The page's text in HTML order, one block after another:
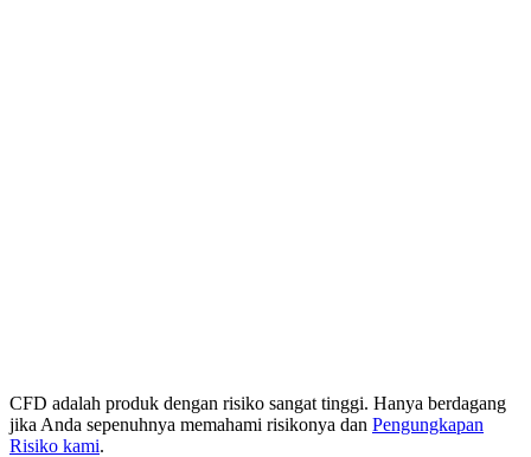
CFD adalah produk dengan risiko sangat tinggi. Hanya berdagang
jika Anda sepenuhnya memahami risikonya dan Pengungkapan
Risiko kami.